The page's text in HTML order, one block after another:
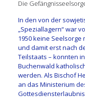
Die
In den von der
„Speziallagern“ war
1950 keine Seelsorge
und damit erst nach
Teilstaats – konnten
Buchenwald
werden. Als Bischof
an das Ministerium